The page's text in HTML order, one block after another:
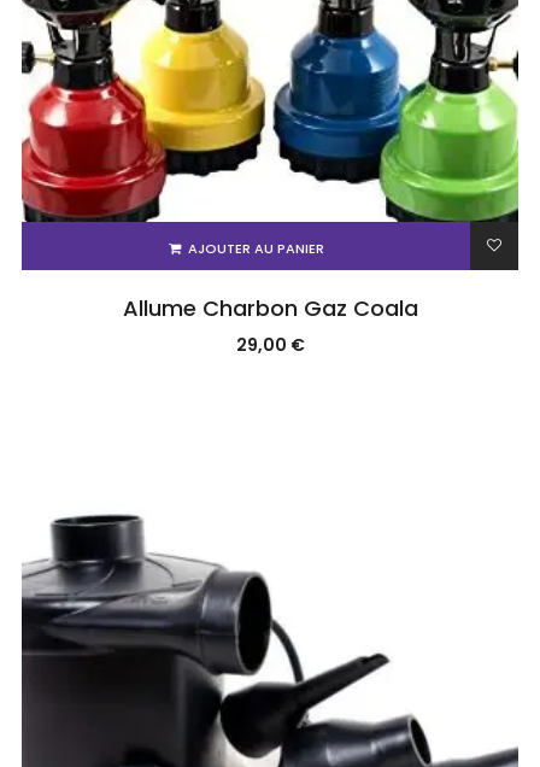
AJOUTER AU PANIER
Allume Charbon Gaz Coala
29,00 €